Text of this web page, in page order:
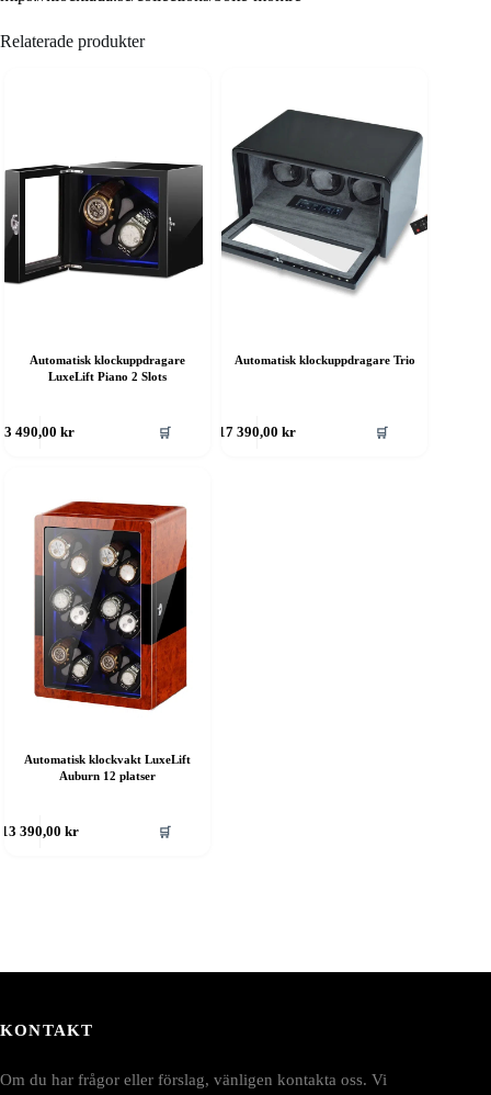
Relaterade produkter
Automatisk klockuppdragare
LuxeLift Piano 2 Slots
3 490,00kr 🛒
Automatisk klockuppdragare Trio
17 390,00 kr 🛒
Automatisk klockvakt LuxeLift
Auburn 12 platser
13 390,00 kr 🛒
KONTAKT
Om du har frågor eller förslag, vänligen kontakta oss. Vi